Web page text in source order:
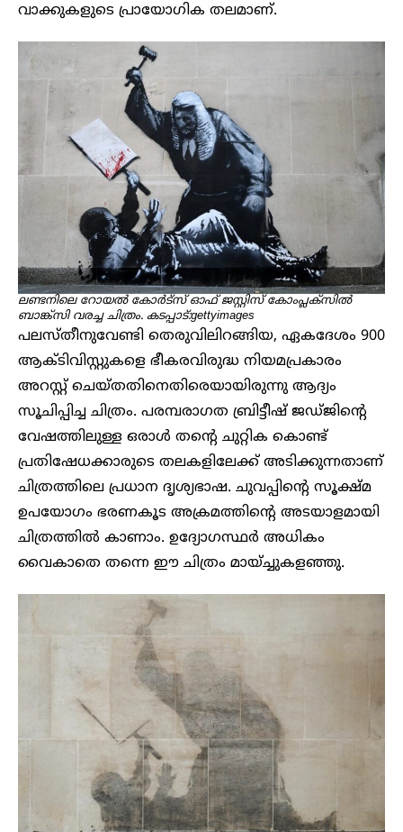
വാക്കുകളുടെ പ്രായോഗിക തലമാണ്.
ലണ്ടനിലെ റോയൽ കോർട്സ് ഓഫ് ജസ്റ്റിസ് കോംപ്ലക്സിൽ
ബാങ്ക്സി വരച്ച ചിത്രം. കടപ്പാട്:gettyimages
പലസ്തീനുവേണ്ടി തെരുവിലിറങ്ങിയ, ഏകദേശം 900
ആക്ടിവിസ്റ്റുകളെ ഭീകരവിരുദ്ധ നിയമപ്രകാരം
അറസ്റ്റ് ചെയ്തതിനെതിരെയായിരുന്നു ആദ്യം
സൂചിപ്പിച്ച ചിത്രം. പരമ്പരാഗത ബ്രിട്ടീഷ് ജഡ്ജിന്റെ
വേഷത്തിലുള്ള ഒരാൾ തന്റെ ചുറ്റിക കൊണ്ട്
പ്രതിഷേധക്കാരുടെ തലകളിലേക്ക് അടിക്കുന്നതാണ്
ചിത്രത്തിലെ പ്രധാന ദൃശ്യഭാഷ. ചുവപ്പിന്റെ സൂക്ഷ്മ
ഉപയോഗം ഭരണകൂട അക്രമത്തിന്റെ അടയാളമായി
ചിത്രത്തിൽ കാണാം. ഉദ്യോഗസ്ഥർ അധികം
വൈകാതെ തന്നെ ഈ ചിത്രം മായ്ച്ചുകളഞ്ഞു.